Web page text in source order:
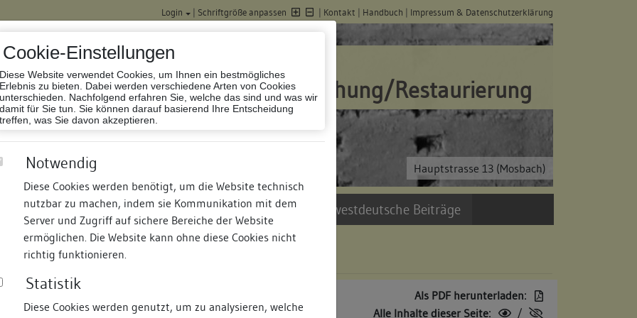
Cookie-Einstellungen
Diese Website verwendet Cookies, um Ihnen ein bestmögliches
Erlebnis zu bieten. Dabei werden verschiedene Arten von Cookies
unterschieden. Nachfolgend erfahren Sie, welche das sind und was wir
damit für Sie tun. Sie können darauf basierend Ihre Entscheidung
treffen, was Sie davon akzeptieren.
Notwendig
Diese Cookies werden benötigt, um die Website technisch
nutzbar zu machen, indem sie Kommunikation mit dem
Server und Zugriff auf sichere Bereiche der Website
ermöglichen. Die Website kann ohne diese Cookies nicht
richtig funktionieren.
Statistik
Diese Cookies werden genutzt, um zu analysieren, welche
Login | Schriftgröße anpassen | Kontakt | Handbuch | Impressum & Datenschutzerklärung
Hauptstrasse 13 (Mosbach)
Datenbank Bauforschung/Restaurierung
Termine Suche Freie Bauforscher:innen Südwestdeutsche Beiträge
Als PDF herunterladen:
Alle Inhalte dieser Seite:
/